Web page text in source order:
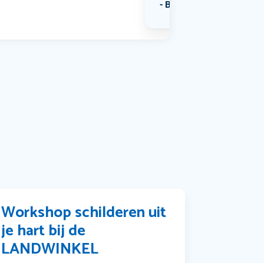
Bekijk alle categorieën
Workshop schilderen uit
je hart bij de
LANDWINKEL